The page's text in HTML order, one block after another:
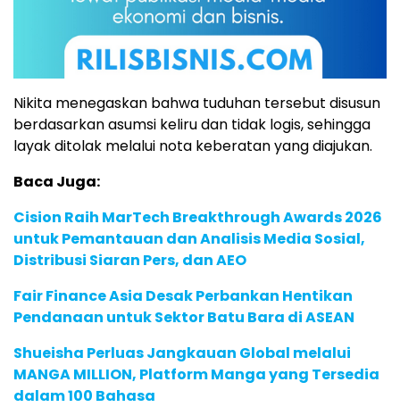
Nikita menegaskan bahwa tuduhan tersebut disusun
berdasarkan asumsi keliru dan tidak logis, sehingga
layak ditolak melalui nota keberatan yang diajukan.
Baca Juga:
Cision Raih MarTech Breakthrough Awards 2026
untuk Pemantauan dan Analisis Media Sosial,
Distribusi Siaran Pers, dan AEO
Fair Finance Asia Desak Perbankan Hentikan
Pendanaan untuk Sektor Batu Bara di ASEAN
Shueisha Perluas Jangkauan Global melalui
MANGA MILLION, Platform Manga yang Tersedia
dalam 100 Bahasa